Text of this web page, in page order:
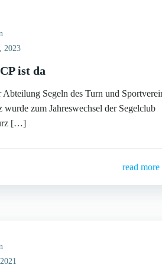
2023
ist da
Abteilung Segeln des Turn und
wurde zum Jahreswechsel der Segelclub
[…]
read more